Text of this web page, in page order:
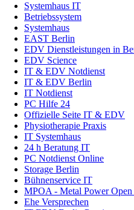
Systemhaus IT
Betriebssystem
Systemhaus
EAST Berlin
EDV Dienstleistungen in
EDV Science
IT & EDV Notdienst
IT & EDV Berlin
IT Notdienst
PC Hilfe 24
Offizielle Seite IT & EDV
Physiotherapie Praxis
IT Systemhaus
24 h Beratung IT
PC Notdienst Online
Storage Berlin
Bühnenservice IT
MPOA - Metal Power
Ehe Versprechen